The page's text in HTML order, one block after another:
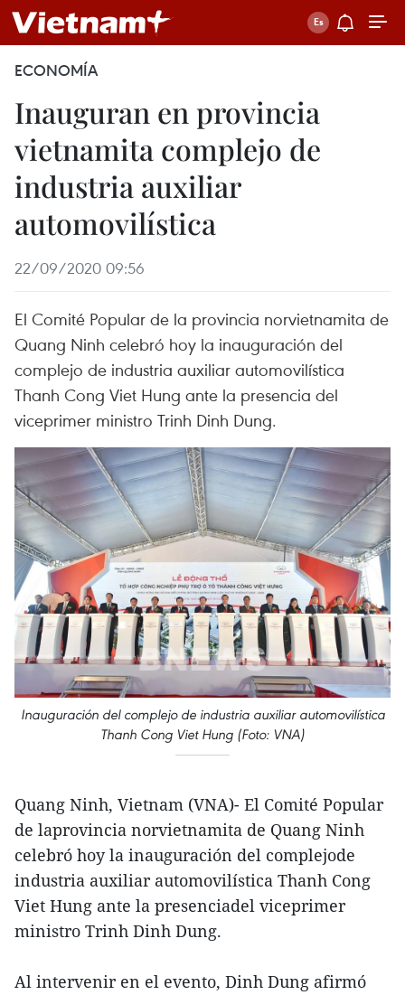
ECONOMÍA
Inauguran en provincia
vietnamita complejo de
industria auxiliar
automovilística
22/09/2020 09:56
El Comité Popular de la provincia norvietnamita de
Quang Ninh celebró hoy la inauguración del
complejo de industria auxiliar automovilística
Thanh Cong Viet Hung ante la presencia del
viceprimer ministro Trinh Dinh Dung.
Inauguración del complejo de industria auxiliar automovilística
Thanh Cong Viet Hung (Foto: VNA)
Quang Ninh, Vietnam (VNA)- El Comité Popular
de laprovincia norvietnamita de Quang Ninh
celebró hoy la inauguración del complejode
industria auxiliar automovilística Thanh Cong
Viet Hung ante la presenciadel viceprimer
ministro Trinh Dinh Dung.
Al intervenir en el evento, Dinh Dung afirmó